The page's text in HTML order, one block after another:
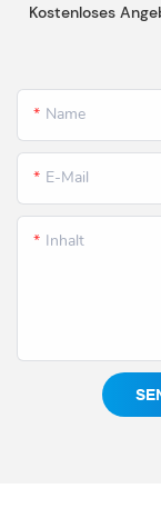
Kostenloses
Name
E-Mail
Inhalt